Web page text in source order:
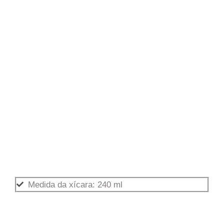
Medida da xícara: 240 ml